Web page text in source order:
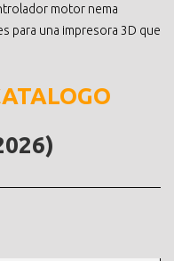
motor nema
para una impresora 3D que